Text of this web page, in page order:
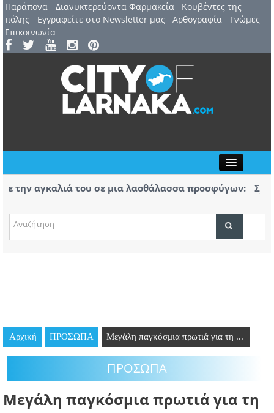
Παράπονα Διανυκτερεύοντα Φαρμακεία
Kουβέντες της
πόλης
Εγγραφείτε στο Newsletter μας Αρθογραφία
Γνώμες
Επικοινωνία
ΤΟΠΙΚΑ ΝΕΑ
ΘΕΣΕΙΣ ΕΡΓΑΣΙΑΣ
ΠΡΟΣΩΠΑ
αγκαλιά του σε μια λαοθάλασσα προσφύγων:
Σχεδόν
για τα e-scooters από την Ποδηλατική
Αερ.
Αρχική ΠΡΟΣΩΠΑ Μεγάλη παγκόσμια πρωτιά για τη ...
ΠΡΟΣΩΠΑ
Μεγάλη παγκόσμια πρωτιά για τη